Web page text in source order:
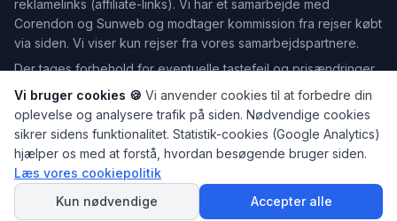
reklamelinks (affiliate-links). Vi har et samarbejde med
Corendon og Sunweb og modtager kommission fra rejser købt
via siden. Vi viser kun rejser fra vores samarbejdspartnere.
Der tages forbehold for eventuelle tastefejl og prisændringer.
© 2026Billige-Charter-Rejser.dk — Din guide til billige rejser
Dele af indholdet på dette website er udarbejdet med hjælp fra
kunstig intelligens. Læs mere på vores Om os-side.
SPØRG
AI Rejseguiden
Vi bruger cookies 🍪 Vi anvender cookies til at forbedre din
oplevelse og analysere trafik på siden. Nødvendige cookies
sikrer sidens funktionalitet. Statistik-cookies (Google Analytics)
hjælper os med at forstå, hvordan besøgende bruger siden.
Læs vores cookiepolitik
Kun nødvendige
Accepter alle